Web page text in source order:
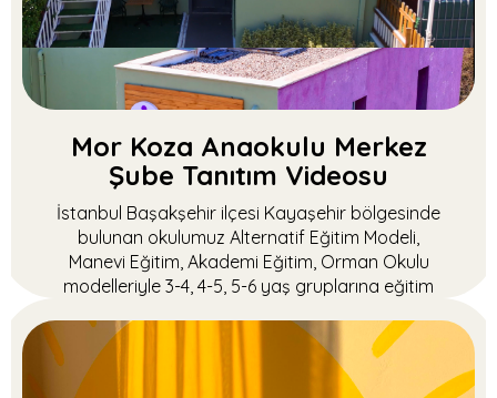
Mor Koza Anaokulu Merkez
Şube Tanıtım Videosu
İstanbul Başakşehir ilçesi Kayaşehir bölgesinde
bulunan okulumuz Alternatif Eğitim Modeli,
Manevi Eğitim, Akademi Eğitim, Orman Okulu
modelleriyle 3-4, 4-5, 5-6 yaş gruplarına eğitim